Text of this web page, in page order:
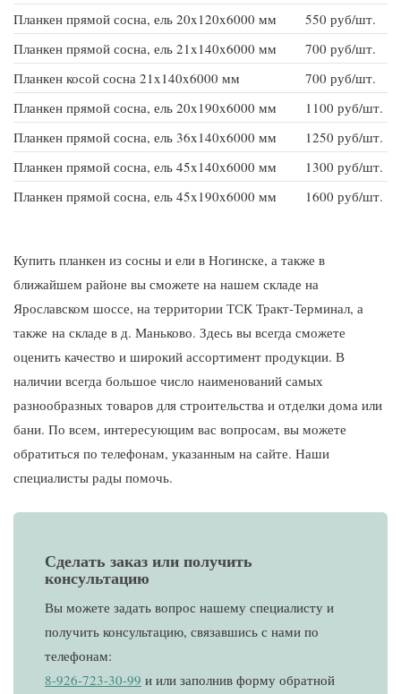
Планкен прямой сосна, ель 20x120x6000 мм
550 руб/шт.
Планкен прямой сосна, ель 21x140x6000 мм
700 руб/шт.
Планкен косой сосна 21x140x6000 мм
700 руб/шт.
Планкен прямой сосна, ель 20x190x6000 мм
1100 руб/шт.
Планкен прямой сосна, ель 36x140x6000 мм
1250 руб/шт.
Планкен прямой сосна, ель 45x140x6000 мм
1300 руб/шт.
Планкен прямой сосна, ель 45x190x6000 мм
1600 руб/шт.
Купить планкен из сосны и ели в Ногинске, а также в
ближайшем районе вы сможете на нашем складе на
Ярославском шоссе, на территории ТСК Тракт-Терминал, а
также на складе в д. Маньково. Здесь вы всегда сможете
оценить качество и широкий ассортимент продукции. В
наличии всегда большое число наименований самых
разнообразных товаров для строительства и отделки дома или
бани. По всем, интересующим вас вопросам, вы можете
обратиться по телефонам, указанным на сайте. Наши
специалисты рады помочь.
Сделать заказ или получить
консультацию
Вы можете задать вопрос нашему специалисту и
получить консультацию, связавшись с нами по
телефонам:
8-926-723-30-99 и или заполнив форму обратной